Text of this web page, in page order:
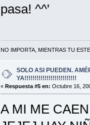
pasa! ^^'
NO IMPORTA, MIENTRAS TU
SOLO ASI PUEDEN.
YA!!!!!!!!!!!!!!!!!!!!!!!!!!
« Respuesta #5 en: Octubre 16,
A MI ME